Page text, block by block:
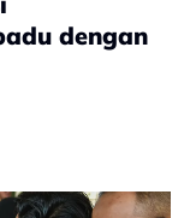
dengan